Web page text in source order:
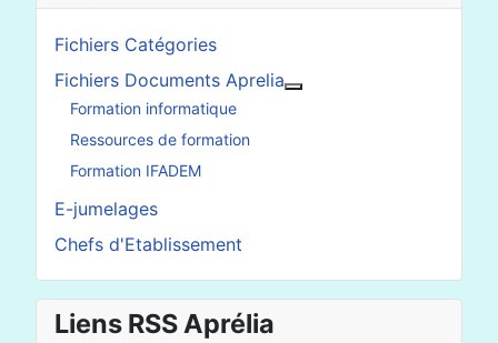
Fichiers Catégories
Fichiers Documents Aprelia
Formation informatique
Ressources de formation
Formation IFADEM
E-jumelages
Chefs d'Etablissement
Liens RSS Aprélia